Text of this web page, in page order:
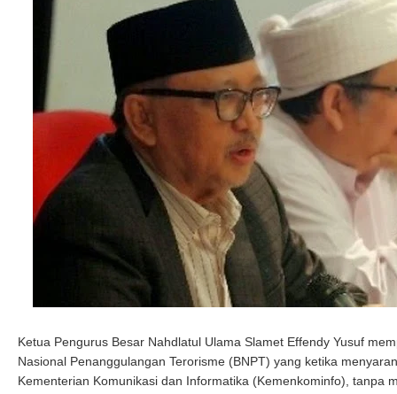
Ketua Pengurus Besar Nahdlatul Ulama Slamet Effendy Yusuf
Nasional Penanggulangan Terorisme (BNPT) yang ketika
Kementerian Komunikasi dan Informatika (Kemenkominfo), tanpa